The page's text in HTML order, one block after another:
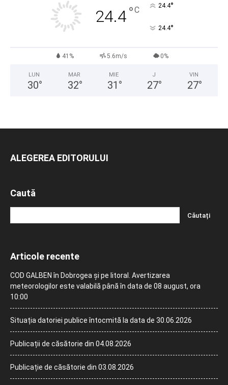
24.4°C 24.4°
24.4°
41% 5.6m/s 0%
LUN
30°
MAR
32°
MIE
31 °
J
27°
VIN
27°
ALEGEREA EDITORULUI
Caută
Articole recente
COD GALBEN în Dobrogea și pe litoral. Avertizarea
meteorologilor este valabilă până în data de 08 august, ora
10:00
Situația datoriei publice întocmită la data de 30.06.2026
Publicații de căsătorie din 04.08.2026
Publicație de căsătorie din 03.08.2026